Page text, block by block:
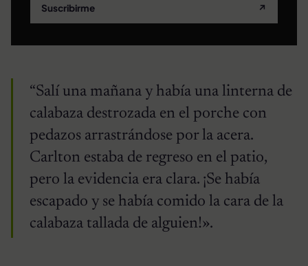
Suscribirme ↗
“Salí una mañana y había una linterna de
calabaza destrozada en el porche con
pedazos arrastrándose por la acera.
Carlton estaba de regreso en el patio,
pero la evidencia era clara. ¡Se había
escapado y se había comido la cara de la
calabaza tallada de alguien!».